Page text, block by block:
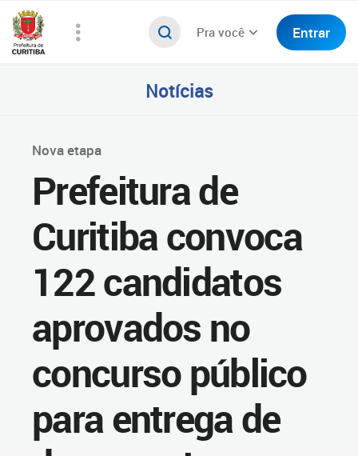
Pra você Entrar
Notícias
Nova etapa
Prefeitura de
Curitiba convoca
122 candidatos
aprovados no
concurso público
para entrega de